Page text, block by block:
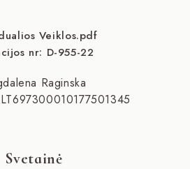
Veiklos.pdf
nr: D-955-22
Raginska
Svetainė